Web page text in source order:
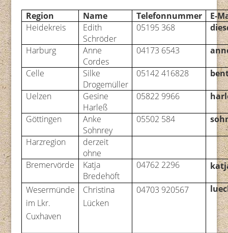
Region Name Telefonnummer
E-
Heidekreis
Edith
Schröder
05195 368
Harburg
Anne
Cordes
04173 6543
Celle
Silke
Drogemüller
05142 416828
Uelzen
Gesine
Harleß
05822 9966
Göttingen
Anke
Sohnrey
05502 584
Harzregion
derzeit
ohne
Bremervörde
Katja
Bredehöft
04762 2296
Wesermünde
im Lkr.
Cuxhaven
Christina
Lücken
04703 920567